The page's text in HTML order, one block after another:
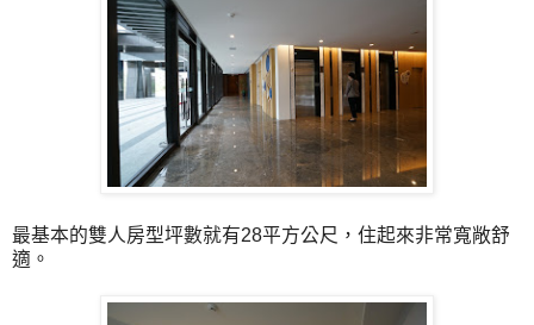
最基本的雙人房型坪數就有28平方公尺，住起來非常寬敞舒
適。